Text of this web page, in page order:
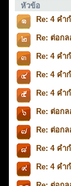
หัวข้อ
Re: 4 คำ
Re: ต่อก
Re: 4 คำ
Re: 4 คำ
Re: 4 คำ
Re: ต่อก
Re: ต่อก
Re: 4 คำ
Re: 4 คำ